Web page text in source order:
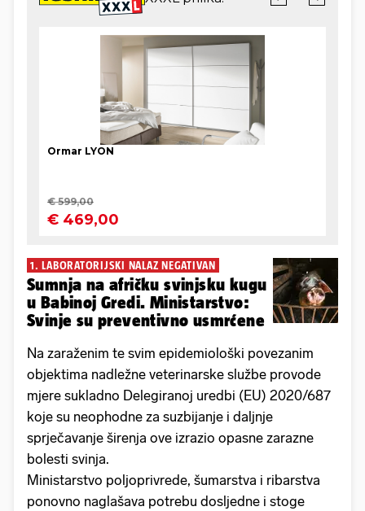
1. LABORATORIJSKI NALAZ NEGATIVAN
Sumnja na afričku svinjsku kugu
u Babinoj Gredi. Ministarstvo:
Svinje su preventivno usmrćene
Na zaraženim te svim epidemiološki povezanim
objektima nadležne veterinarske službe provode
mjere sukladno Delegiranoj uredbi (EU) 2020/687
koje su neophodne za suzbijanje i daljnje
sprječavanje širenja ove izrazio opasne zarazne
bolesti svinja.
Ministarstvo poljoprivrede, šumarstva i ribarstva
ponovno naglašava potrebu dosljedne i stoge